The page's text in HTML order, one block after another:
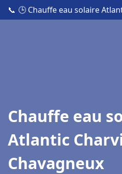
📞 🕒 Chauffe eau solaire
Chauffe eau
Atlantic
Chavagneux